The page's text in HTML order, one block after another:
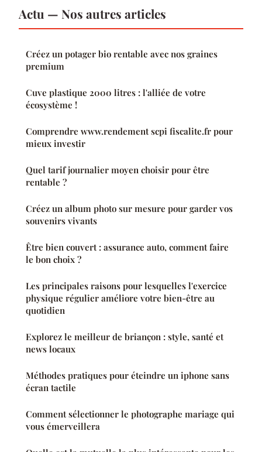
Actu — Nos autres articles
Créez un potager bio rentable avec nos graines
premium
Cuve plastique 2000 litres : l'alliée de votre
écosystème !
Comprendre www.rendement scpi fiscalite.fr pour
mieux investir
Quel tarif journalier moyen choisir pour être
rentable ?
Créez un album photo sur mesure pour garder vos
souvenirs vivants
Être bien couvert : assurance auto, comment faire
le bon choix ?
Les principales raisons pour lesquelles l'exercice
physique régulier améliore votre bien-être au
quotidien
Explorez le meilleur de briançon : style, santé et
news locaux
Méthodes pratiques pour éteindre un iphone sans
écran tactile
Comment sélectionner le photographe mariage qui
vous émerveillera